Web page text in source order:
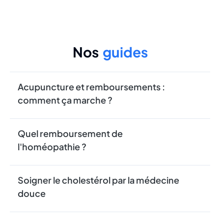
Nos guides
Acupuncture et remboursements :
comment ça marche ?
Quel remboursement de
l'homéopathie ?
Soigner le cholestérol par la médecine
douce